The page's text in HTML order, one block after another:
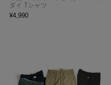
ダイ Tシャツ
¥4,990